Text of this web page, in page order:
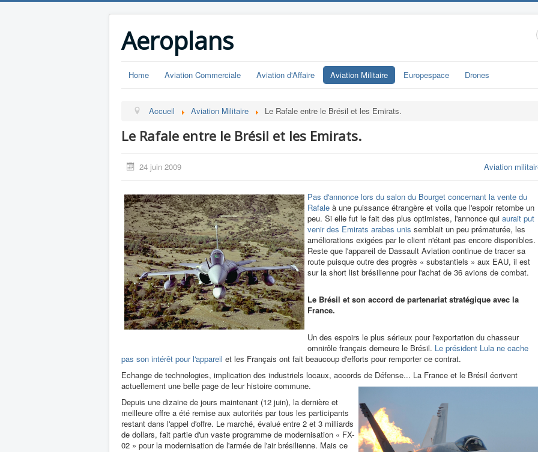
Aeroplans
Home Aviation Commerciale Aviation d'Affaire Aviation Militaire Europespace Drones
Accueil Aviation Militaire Le Rafale entre le Brésil et les Emirats.
Le Rafale entre le Brésil et les Emirats.
24 juin 2009 Aviation
Pas d'annonce lors du salon du Bourget concernant la vente du
Rafale à une puissance étrangère et voila que l'espoir retombe un
peu. Si elle fut le fait des plus optimistes, l'annonce qui aurait put
venir des Emirats arabes unis semblait un peu prématurée, les
améliorations exigées par le client n'étant pas encore disponibles.
Reste que l'appareil de Dassault Aviation continue de tracer sa
route puisque outre des progrès « substantiels » aux EAU, il est
sur la short list brésilienne pour l'achat de 36 avions de combat.
Le Brésil et son accord de partenariat stratégique avec la
France.
Un des espoirs le plus sérieux pour l'exportation du chasseur
omnirôle français demeure le Brésil. Le président Lula ne cache
pas son intérêt pour l'appareil et les Français ont fait beaucoup d'efforts pour remporter ce contrat.
Echange de technologies, implication des industriels locaux, accords de Défense... La France et le Brésil écrivent
actuellement une belle page de leur histoire commune.
Depuis une dizaine de jours maintenant (12 juin), la dernière et
meilleure offre a été remise aux autorités par tous les participants
restant dans l'appel d'offre. Le marché, évalué entre 2 et 3 milliards
de dollars, fait partie d'un vaste programme de modernisation « FX-
02 » pour la modernisation de l'armée de l'air brésilienne. Mais ce